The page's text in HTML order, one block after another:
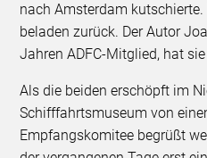
nach Amsterdam
beladen zurück. Der Autor
Jahren ADFC-Mitglied, hat
Als die beiden erschöpft im
Schifffahrtsmuseum von
Empfangskomitee begrüßt